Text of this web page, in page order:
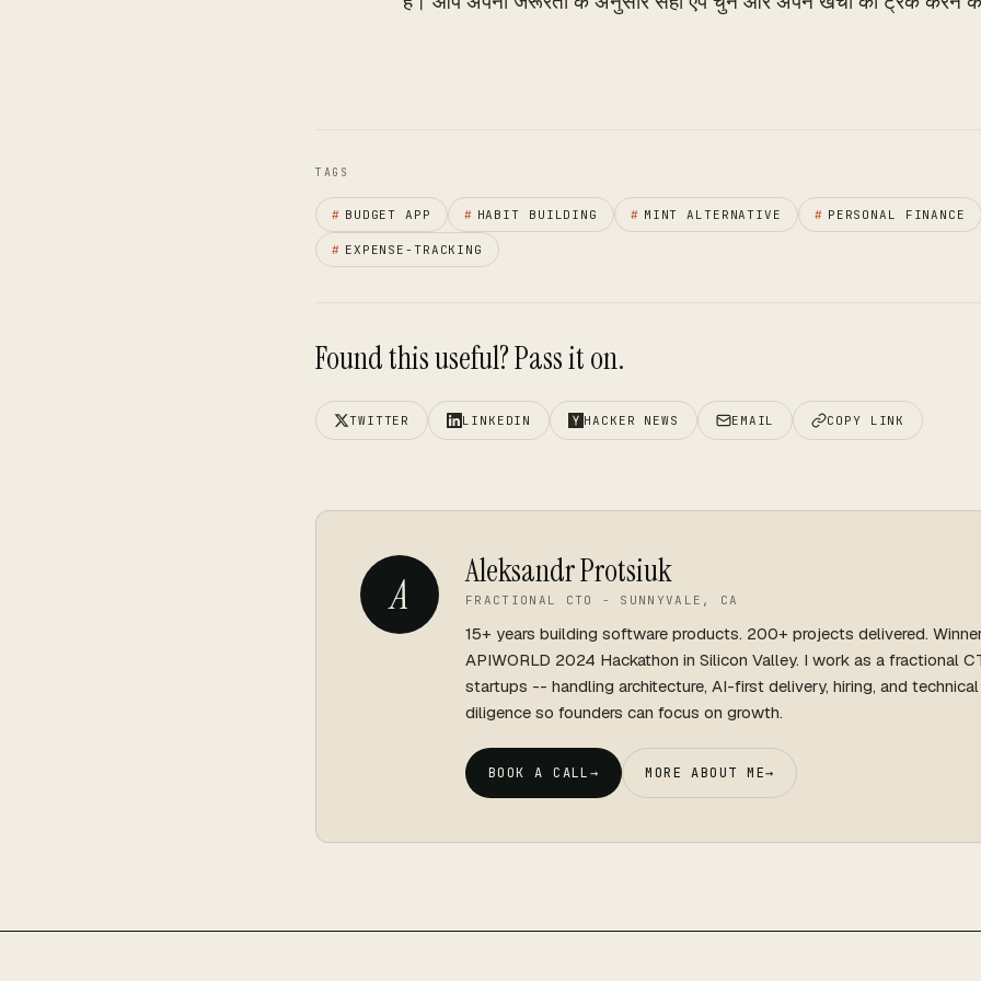
TAGS
# BUDGET APP # HABIT BUILDING # MINT ALTERNATIVE # PERSONAL FINANCE
# EXPENSE-TRACKING
Found this useful? Pass it on.
TWITTER LINKEDIN HACKER NEWS EMAIL COPY LINK
A Aleksandr Protsiuk
FRACTIONAL CTO - SUNNYVALE, CA
15+ years building software products. 200+ projects delivered.
APIWORLD 2024 Hackathon in Silicon Valley. I work as a fractional
startups -- handling architecture, AI-first delivery, hiring, and
diligence so founders can focus on growth.
BOOK A CALL→ MORE ABOUT ME→